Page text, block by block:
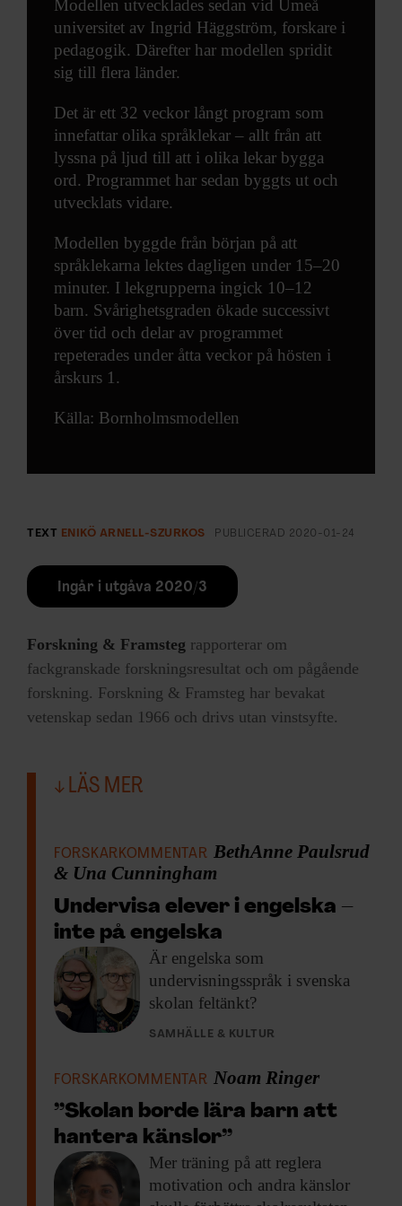
Dessa kan i sin tur kombinera informationen med annan
information som du har tillhandahållit eller som de har
samlat in när du har använt deras tjänster.
Modellen utvecklades sedan vid Umeå
universitet av Ingrid Häggström, forskare i
pedagogik. Därefter har modellen spridit
sig till flera länder.
Det är ett 32 veckor långt program som
innefattar olika språklekar – allt från att
lyssna på ljud till att i olika lekar bygga
ord. Programmet har sedan byggts ut och
utvecklats vidare.
Modellen byggde från början på att
språklekarna lektes dagligen under 15–20
minuter. I lekgrupperna ingick 10–12
barn. Svårighetsgraden ökade successivt
över tid och delar av programmet
repeterades under åtta veckor på hösten i
årskurs 1.
Källa: Bornholmsmodellen
TEXT ENIKÖ ARNELL-SZURKOS PUBLICERAD 2020-01-24
Ingår i utgåva 2020/3
Forskning & Framsteg rapporterar om
fackgranskade forskningsresultat och om pågående
forskning. Forskning & Framsteg har bevakat
vetenskap sedan 1966 och drivs utan vinstsyfte.
LÄS MER
FORSKARKOMMENTAR BethAnne Paulsrud
& Una Cunningham
Undervisa elever i engelska –
inte på engelska
Är engelska som
undervisningsspråk i svenska
skolan feltänkt?
SAMHÄLLE & KULTUR
FORSKARKOMMENTAR Noam Ringer
”Skolan borde lära barn att
hantera känslor”
Mer träning på att reglera
motivation och andra känslor